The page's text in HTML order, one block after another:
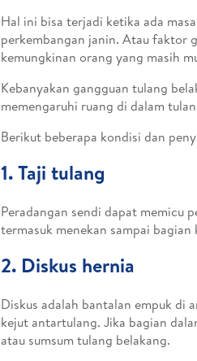
Hal ini bisa terjadi ketika ada
perkembangan janin. Atau faktor
kemungkinan orang yang masih
Kebanyakan gangguan tulang
memengaruhi ruang di dalam
Berikut beberapa kondisi dan
1. Taji tulang
Peradangan sendi dapat memicu
termasuk menekan sampai
2. Diskus hernia
Diskus adalah bantalan empuk di
kejut antartulang. Jika bagian
atau sumsum tulang belakang.